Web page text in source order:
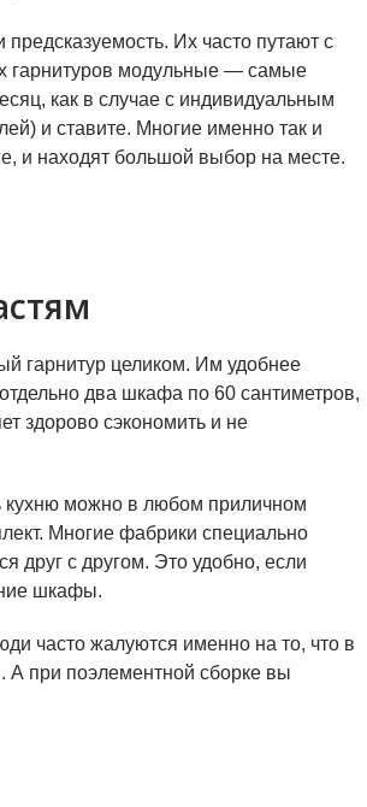
Их часто путают с
гарнитуров модульные — самые
как в случае с индивидуальным
и ставите. Многие именно так и
и находят большой выбор на месте.
гарнитур целиком. Им удобнее
два шкафа по 60 сантиметров,
здорово сэкономить и не
кухню можно в любом приличном
Многие фабрики специально
друг с другом. Это удобно, если
шкафы.
часто жалуются именно на то, что в
А при поэлементной сборке вы